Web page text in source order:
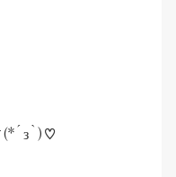
(*´з`)♡